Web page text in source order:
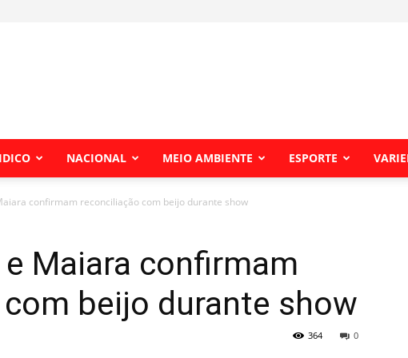
NACIONAL MEIO AMBIENTE ESPORTE
confirmam reconciliação com beijo durante show
Maiara confirmam
beijo durante show
0
364